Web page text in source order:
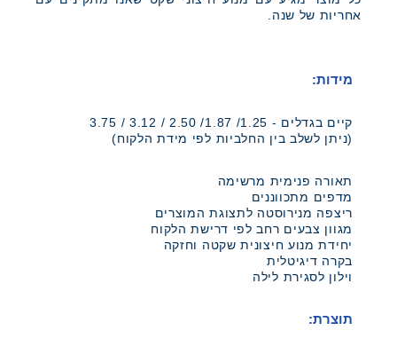
אחריות של שנה.
מידות:
קיים בגדלים - 1.25/ 1.87/ 2.50 / 3.12 / 3.75
(ניתן לשלב בין החלביות לפי מידת הלקוח)
תאורה פנימית מרשימה
מדפים מתכווננים
ריצפה מנירוסטה לתצוגת המוצרים
מגוון צבעים רחב לפי דרישת הלקוח
יחידת מנוע חיצונית שקטה וחזקה
בקרה דיגיטלית
וילון לסגירת לילה
תוצרת: